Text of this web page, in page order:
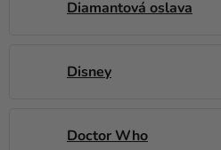
Diamantová oslava
Disney
Doctor Who